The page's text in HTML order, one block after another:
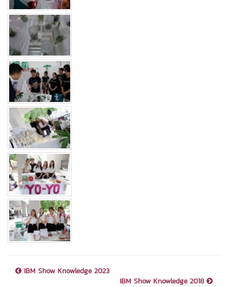
IBM Show Knowledge 2023
IBM Show Knowledge 2018